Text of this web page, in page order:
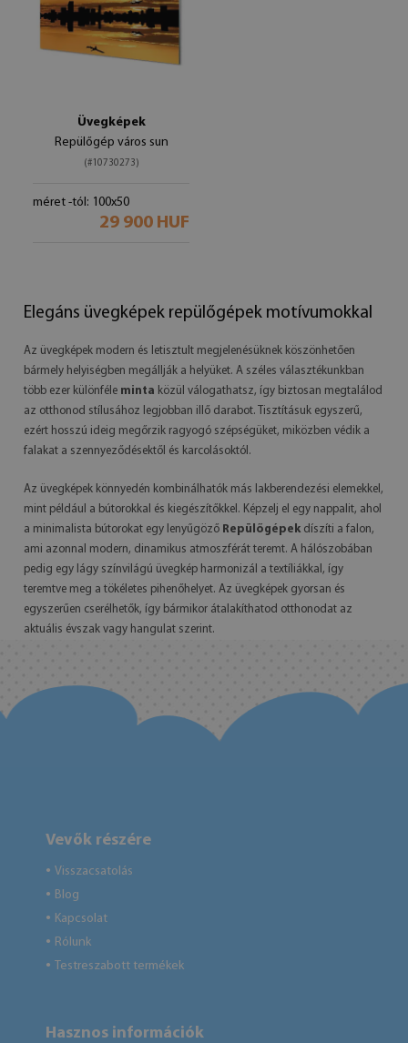
Üvegképek
Repülőgép város sun
(#10730273)
méret -tól: 100x50
29 900 HUF
Elegáns üvegképek repülőgépek motívumokkal
Az üvegképek modern és letisztult megjelenésüknek köszönhetően
bármely helyiségben megállják a helyüket. A széles választékunkban
több ezer különféle minta közül válogathatsz, így biztosan megtalálod
az otthonod stílusához legjobban illő darabot. Tisztításuk egyszerű,
ezért hosszú ideig megőrzik ragyogó szépségüket, miközben védik a
falakat a szennyeződésektől és karcolásoktól.
Az üvegképek könnyedén kombinálhatók más lakberendezési elemekkel,
mint például a bútorokkal és kiegészítőkkel. Képzelj el egy nappalit, ahol
a minimalista bútorokat egy lenyűgöző Repülőgépek díszíti a falon,
ami azonnal modern, dinamikus atmoszférát teremt. A hálószobában
pedig egy lágy színvilágú üvegkép harmonizál a textíliákkal, így
teremtve meg a tökéletes pihenőhelyet. Az üvegképek gyorsan és
egyszerűen cserélhetők, így bármikor átalakíthatod otthonodat az
aktuális évszak vagy hangulat szerint.
Vevők részére
● Visszacsatolás
● Blog
● Kapcsolat
● Rólunk
● Testreszabott termékek
Hasznos információk